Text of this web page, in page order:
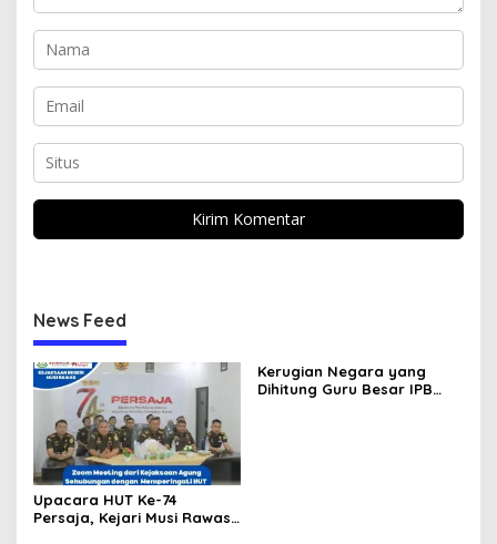
News Feed
Upacara HUT Ke-74
Persaja, Kejari Musi Rawas
Kerugian Negara yang
Dihitung Guru Besar IPB